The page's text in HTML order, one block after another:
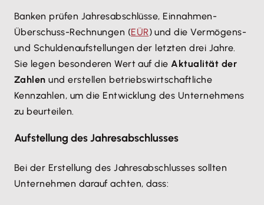
Banken prüfen Jahresabschlüsse, Einnahmen-
Überschuss-Rechnungen (EÜR) und die Vermögens-
und Schuldenaufstellungen der letzten drei Jahre.
Sie legen besonderen Wert auf dieAktualität der
Zahlen und erstellen betriebswirtschaftliche
Kennzahlen, um die Entwicklung des Unternehmens
zu beurteilen.
Aufstellung des Jahresabschlusses
Bei der Erstellung des Jahresabschlusses sollten
Unternehmen darauf achten, dass: